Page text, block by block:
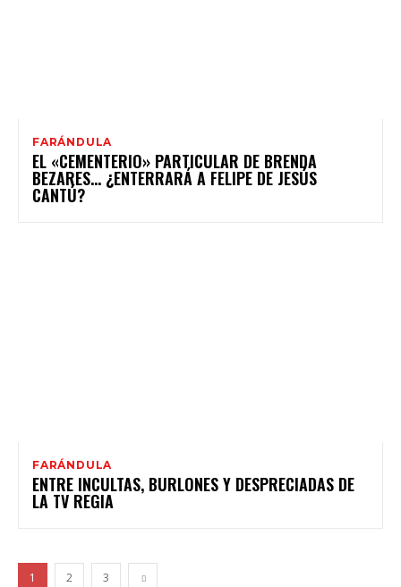
FARÁNDULA
EL «CEMENTERIO» PARTICULAR DE BRENDA
BEZARES… ¿ENTERRARÁ A FELIPE DE JESÚS
CANTÚ?
FARÁNDULA
ENTRE INCULTAS, BURLONES Y DESPRECIADAS DE
LA TV REGIA
1 2 3